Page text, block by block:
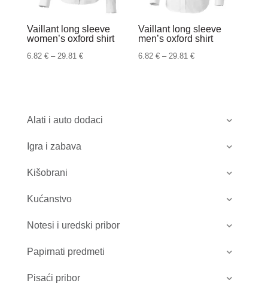
Alati i auto dodaci
Igra i zabava
Kišobrani
Kućanstvo
Notesi i uredski pribor
Papirnati predmeti
Pisaći pribor
Vaillant long sleeve
women’s oxford shirt
6.82 € – 29.81 €Raspon
do
Vaillant long sleeve
men’s oxford shirt
6.82€ – 29.81€Raspon